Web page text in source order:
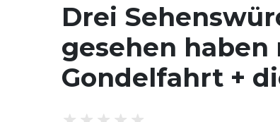
Drei
gesehen haben
Gondelfahrt +